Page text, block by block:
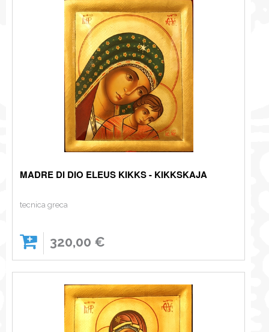
MADRE DI DIO ELEUS KIKKS - KIKKSKAJA
tecnica greca
320,00 €